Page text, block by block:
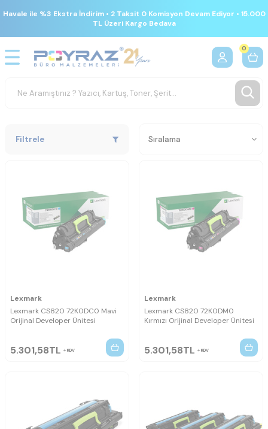
Havale ile %3 Ekstra İndirim • 2 Taksit 0 Komisyon Devam Ediyor • 15.000
TL Üzeri Kargo Bedava
0
Filtrele
Lexmark
Lexmark CS820 72K0DC0 Mavi
Orijinal Developer Ünitesi
5.301,58TL KDV
Lexmark
Lexmark CS820 72K0DM0
Kırmızı Orijinal Developer Ünitesi
5.301,58TL KDV